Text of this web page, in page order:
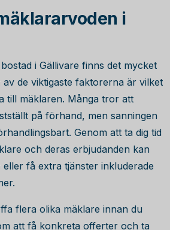
i
i Gällivare finns det mycket
de viktigaste faktorerna är vilket
till mäklaren. Många tror att
på förhand, men sanningen
Genom att ta dig tid
och deras erbjudanden kan
få extra tjänster inkluderade
flera olika mäklare innan du
att få konkreta offerter och ta